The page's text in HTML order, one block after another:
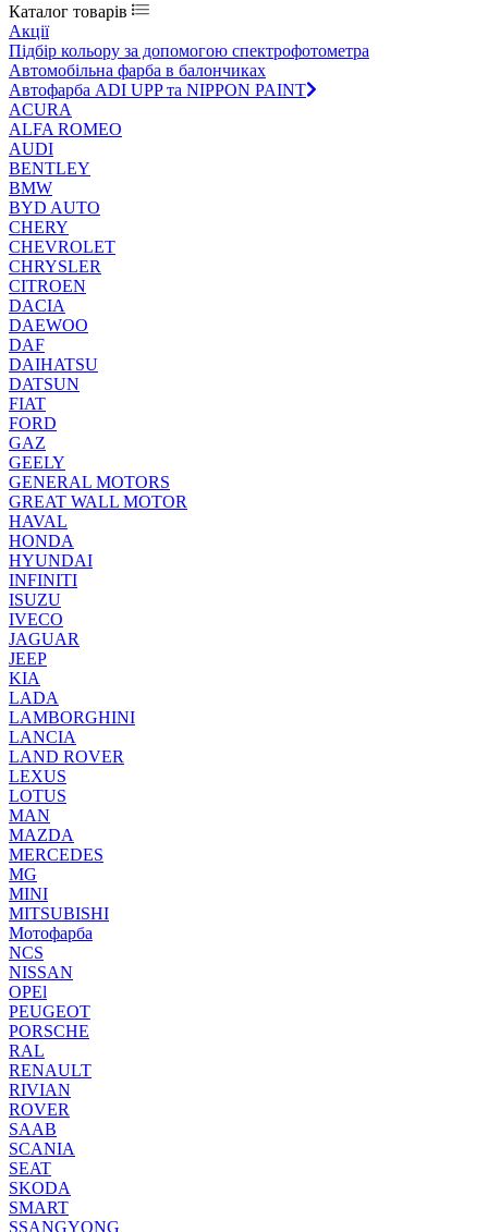
Каталог товарів
Акції
Підбір кольору за допомогою спектрофотометра
Автомобільна фарба в балончиках
Автофарба ADI UPP та NIPPON PAINT
ACURA
ALFA ROMEO
AUDI
BENTLEY
BMW
BYD AUTO
CHERY
CHEVROLET
CHRYSLER
CITROEN
DACIA
DAEWOO
DAF
DAIHATSU
DATSUN
FIAT
FORD
GAZ
GEELY
GENERAL MOTORS
GREAT WALL MOTOR
HAVAL
HONDA
HYUNDAI
INFINITI
ISUZU
IVECO
JAGUAR
JEEP
KIA
LADA
LAMBORGHINI
LANCIA
LAND ROVER
LEXUS
LOTUS
MAN
MAZDA
MERCEDES
MG
MINI
MITSUBISHI
Мотофарба
NCS
NISSAN
OPEl
PEUGEOT
PORSCHE
RAL
RENAULT
RIVIAN
ROVER
SAAB
SCANIA
SEAT
SKODA
SMART
SSANGYONG